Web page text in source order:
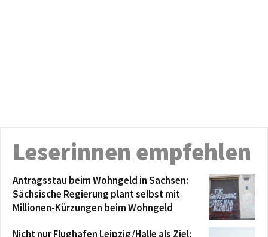
Leserinnen empfehlen
Antragsstau beim Wohngeld in Sachsen:
Sächsische Regierung plant selbst mit
Millionen-Kürzungen beim Wohngeld
Nicht nur Flughafen Leipzig/Halle als Ziel: